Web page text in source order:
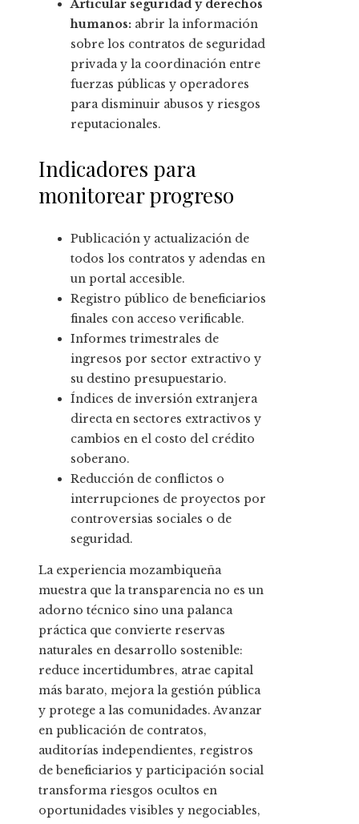
Articular seguridad y derechos
humanos: abrir la información
sobre los contratos de seguridad
privada y la coordinación entre
fuerzas públicas y operadores
para disminuir abusos y riesgos
reputacionales.
Indicadores para
monitorear progreso
Publicación y actualización de
todos los contratos y adendas en
un portal accesible.
Registro público de beneficiarios
finales con acceso verificable.
Informes trimestrales de
ingresos por sector extractivo y
su destino presupuestario.
Índices de inversión extranjera
directa en sectores extractivos y
cambios en el costo del crédito
soberano.
Reducción de conflictos o
interrupciones de proyectos por
controversias sociales o de
seguridad.
La experiencia mozambiqueña
muestra que la transparencia no es un
adorno técnico sino una palanca
práctica que convierte reservas
naturales en desarrollo sostenible:
reduce incertidumbres, atrae capital
más barato, mejora la gestión pública
y protege a las comunidades. Avanzar
en publicación de contratos,
auditorías independientes, registros
de beneficiarios y participación social
transforma riesgos ocultos en
oportunidades visibles y negociables,